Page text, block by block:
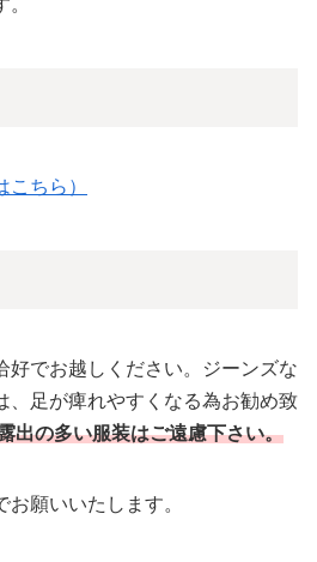
ちら）
好でお越しください。ジーンズな
、足が痺れやすくなる為お勧め致
出の多い服装はご遠慮下さい。
願いいたします。